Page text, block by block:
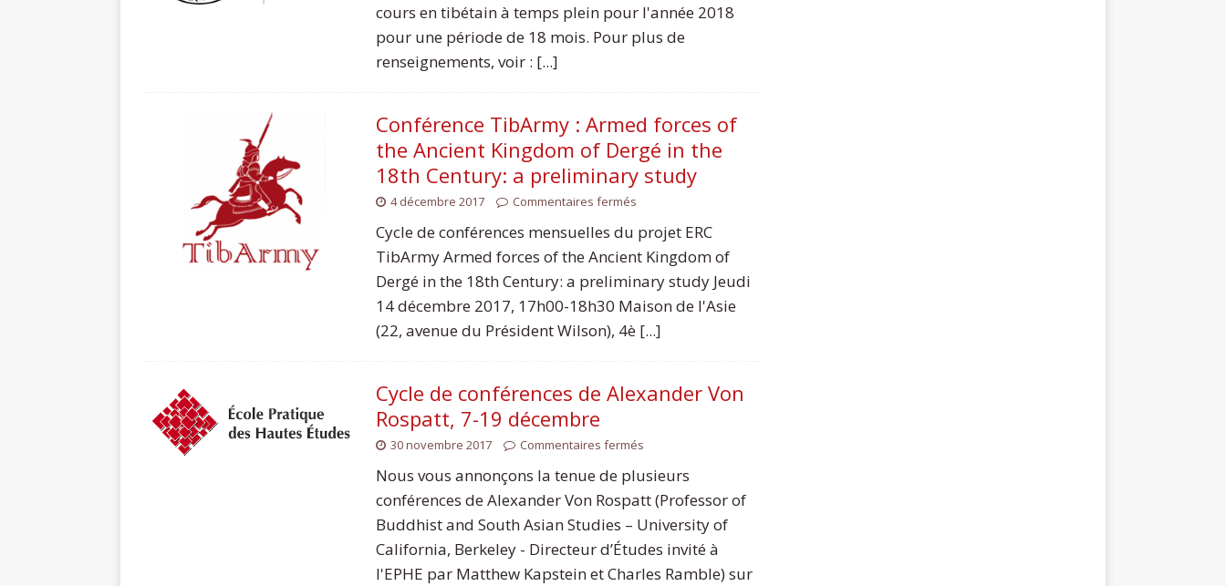
cours en tibétain à temps plein pour l'année 2018
pour une période de 18 mois. Pour plus de
renseignements, voir : [...]
Conférence TibArmy : Armed forces of
the Ancient Kingdom of Dergé in the
18th Century: a preliminary study
4 décembre 2017 Commentaires fermés
Cycle de conférences mensuelles du projet ERC
TibArmy Armed forces of the Ancient Kingdom of
Dergé in the 18th Century: a preliminary study Jeudi
14 décembre 2017, 17h00-18h30 Maison de l'Asie
(22, avenue du Président Wilson), 4è [...]
Cycle de conférences de Alexander Von
Rospatt, 7-19 décembre
30 novembre 2017 Commentaires fermés
Nous vous annonçons la tenue de plusieurs
conférences de Alexander Von Rospatt (Professor of
Buddhist and South Asian Studies – University of
California, Berkeley - Directeur d’Études invité à
l'EPHE par Matthew Kapstein et Charles Ramble) sur